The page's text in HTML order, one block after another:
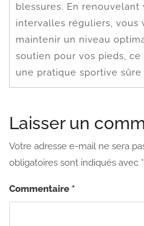
blessures. En renouvelant
intervalles réguliers, vous
maintenir un niveau
soutien pour vos pieds,
une pratique sportive
Laisser un
Votre adresse e-mail ne sera
obligatoires sont indiqués avec *
Commentaire *